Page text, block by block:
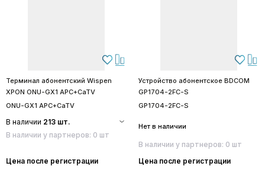
Терминал абонентский Wispen
XPON ONU-GX1 APC+CaTV
ONU-GX1 APC+CaTV
В наличии 213 шт.
В наличии у партнеров: 0 шт
Цена после регистрации
Устройство абонентское BDCOM
GP1704-2FC-S
GP1704-2FC-S
Нет в наличии
В наличии у партнеров: 0 шт
Цена после регистрации